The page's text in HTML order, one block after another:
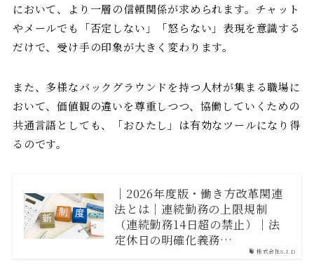
において、より一層の信頼関係が求められます。チャット
やメールでも「否定しない」「怒らない」表現を意識する
だけで、受け手の印象が大きく変わります。
また、多様なバックグラウンドを持つ人材が集まる職場に
おいて、価値観の違いを尊重しつつ、協働していくための
共通言語としても、「おひたし」は有効なツールになり得
るのです。
株式会社S.I.D
｜2026年度版・働き方改革関連
法とは｜連続勤務の上限規制
（連続勤務14日超の禁止）｜法
定休日の明確化義務…